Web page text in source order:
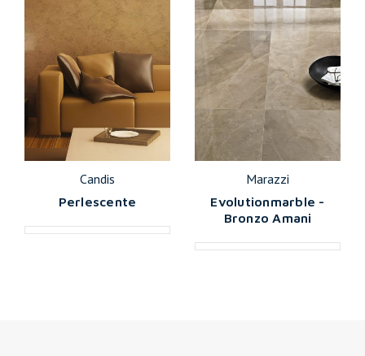
Candis
Perlescente
Marazzi
Evolutionmarble -
Bronzo Amani